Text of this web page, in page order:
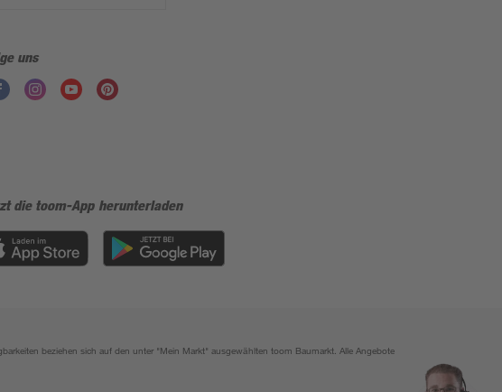
uns
die toom-App herunterladen
beziehen sich auf den unter "Mein Markt" ausgewählten toom Baumarkt. Alle Angebote